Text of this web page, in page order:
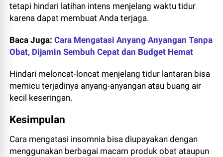
tetapi hindari latihan intens menjelang waktu tidur
karena dapat membuat Anda terjaga.
Baca Juga:Cara Mengatasi Anyang Anyangan Tanpa
Obat, Dijamin Sembuh Cepat dan Budget Hemat
Hindari meloncat-loncat menjelang tidur lantaran bisa
memicu terjadinya anyang-anyangan atau buang air
kecil keseringan.
Kesimpulan
Cara mengatasi insomnia bisa diupayakan dengan
menggunakan berbagai macam produk obat ataupun